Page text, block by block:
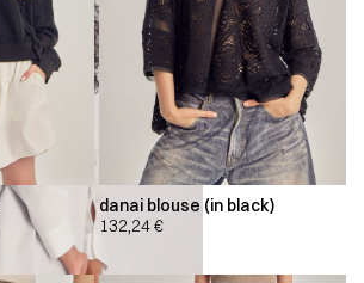
danai blouse (in black)
132,24€